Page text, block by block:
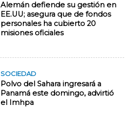
Alemán defiende su gestión en
EE.UU; asegura que de fondos
personales ha cubierto 20
misiones oficiales
SOCIEDAD
Polvo del Sahara ingresará a
Panamá este domingo, advirtió
el Imhpa